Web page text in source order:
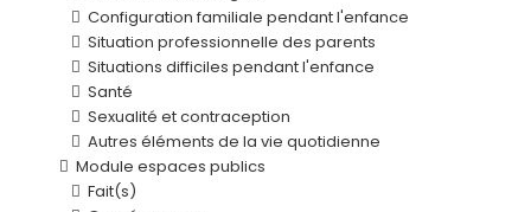
Configuration familiale pendant l'enfance
Situation professionnelle des parents
Situations difficiles pendant l'enfance
Santé
Sexualité et contraception
Autres éléments de la vie quotidienne
Module espaces publics
Fait(s)